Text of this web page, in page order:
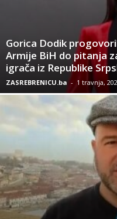
Gorica Dodik
Armije BiH do pitanja
igrača iz Republike
ZASREBRENICU.ba - 1 travnja,